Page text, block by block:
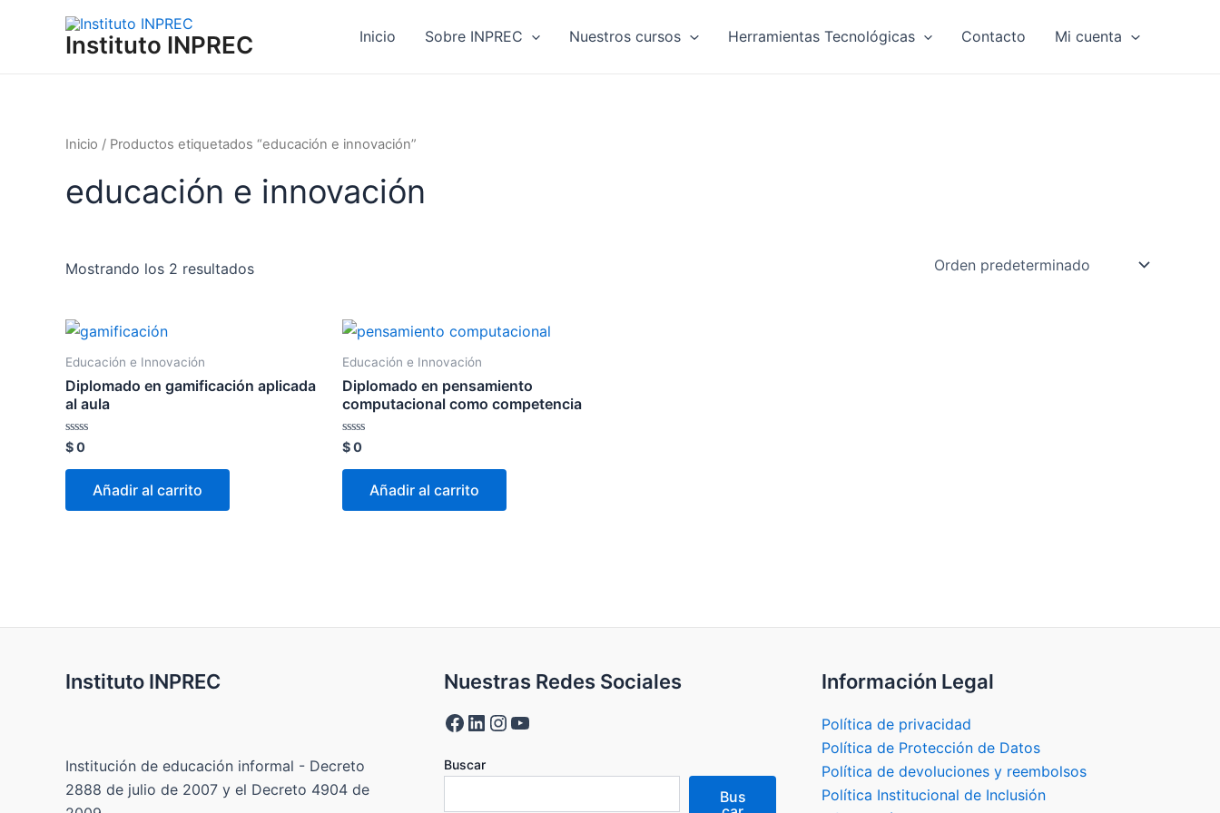
contenidoInstituto INPREC Inicio Sobre INPREC Nuestros cursos Herramientas Tecnológicas Contacto Mi cuenta
Inicio / Productos etiquetados “educación e innovación”
educación e innovación
Mostrando los 2 resultados
Educación e Innovación
Diplomado en gamificación aplicada
al aula
Valorado
con
0
$0
Añadir al carrito
Educación e Innovación
Diplomado en pensamiento
computacional como competencia
Valorado
con
0
$0
Añadir al carrito
Instituto INPREC
Institución de educación informal - Decreto
2888 de julio de 2007 y el Decreto 4904 de
Nuestras Redes Sociales
Buscar
Bus
Información Legal
Política de privacidad
Política de Protección de Datos
Política de devoluciones y reembolsos
Política Institucional de Inclusión